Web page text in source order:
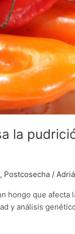
la
, Postcosecha /
que afecta
y análisis